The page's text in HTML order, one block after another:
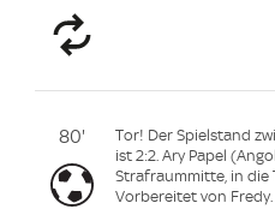
80'
Tor! Der Spielstand
ist 2:2. Ary Papel
Strafraummitte, in
Vorbereitet von Fredy.